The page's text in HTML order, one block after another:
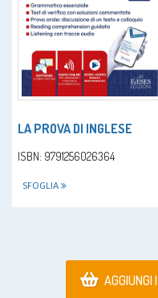
LA PROVA DI INGLESE
ISBN: 9791256026364
SFOGLIA
AGGIUNGI